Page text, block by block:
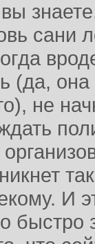
(да,
не
И